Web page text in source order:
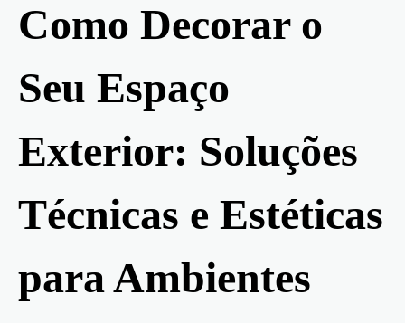
Como Decorar o
Seu Espaço
Exterior: Soluções
Técnicas e Estéticas
para Ambientes